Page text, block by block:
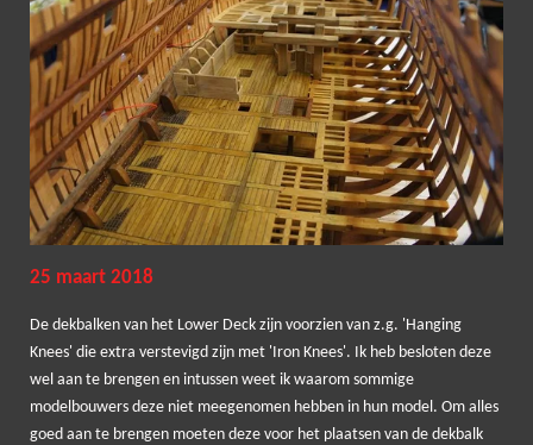
25 maart 2018
De dekbalken van het Lower Deck zijn voorzien van z.g. 'Hanging
Knees' die extra verstevigd zijn met 'Iron Knees'. Ik heb besloten deze
wel aan te brengen en intussen weet ik waarom sommige
modelbouwers deze niet meegenomen hebben in hun model. Om alles
goed aan te brengen moeten deze voor het plaatsen van de dekbalk